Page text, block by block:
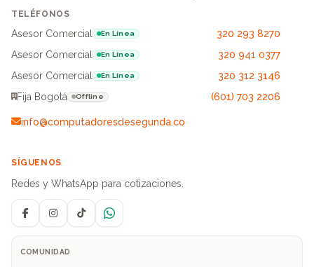
TELÉFONOS
Asesor Comercial En Línea
320 293 8270
Asesor Comercial
En Línea
320 941 0377
Asesor Comercial
En Línea
320 312 3146
Fija Bogotá
Offline (601) 703 2206
info@computadoresdesegunda.co
SÍGUENOS
Redes y WhatsApp para cotizaciones.
FacebookInstagramTikTokWhatsApp
COMUNIDAD